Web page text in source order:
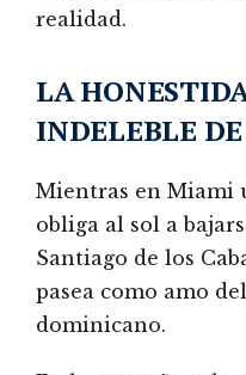
realidad.
LA
INDELEBLE
Mientras en Miami
obliga al sol a
Santiago de los
pasea como amo
dominicano.